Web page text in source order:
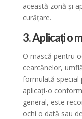
această zonă și
curățare.
3. Aplicați o
O mască pentru
cearcănelor,
formulată special
aplicați-o
general, este
ochi o dată sau